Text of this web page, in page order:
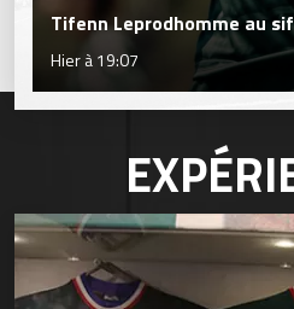
Tifenn Leprodhomme au
Hier à 19:07